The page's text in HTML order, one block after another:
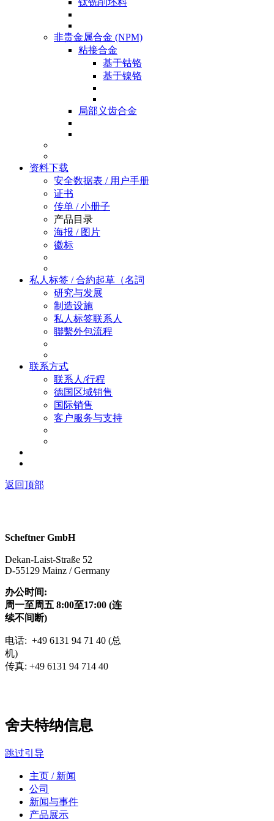
钛铣削坯料
非贵金属合金 (NPM)
粘接合金
基于钴铬
基于镍铬
局部义齿合金
资料下载
安全数据表 / 用户手册
证书
传单 / 小册子
产品目录
海报 / 图片
徽标
私人标签 / 合約起草（名詞
研究与发展
制造设施
私人标签联系人
聯繫外包流程
联系方式
联系人/行程
德国区域销售
国际销售
客户服务与支持
返回顶部
Scheftner GmbH
Dekan-Laist-Straße 52
D-55129 Mainz / Germany
办公时间:
周一至周五 8:00至17:00 (连
续不间断)
电话: +49 6131 94 71 40 (总
机)
传真: +49 6131 94 714 40
舍夫特纳信息
跳过引导
主页 / 新闻
公司
新闻与事件
产品展示